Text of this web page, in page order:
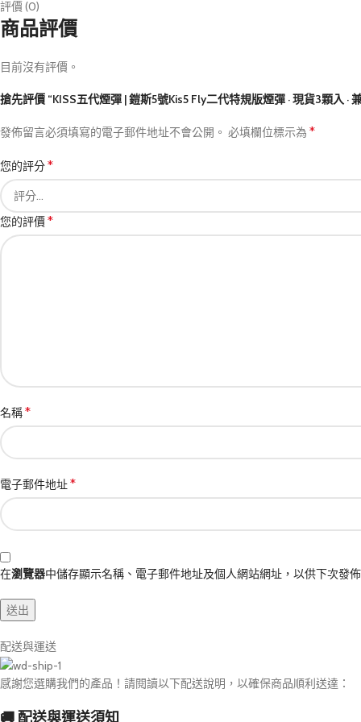
評價 (0)
商品評價
目前沒有評價。
搶先評價 “KISS五代煙彈 | 鎧斯5號Kis5 Fly二代特規版煙彈 · 現貨3顆入 ·
發佈留言必須填寫的電子郵件地址不會公開。 必填欄位標示為 *
您的評分*
您的評價*
名稱*
電子郵件地址*
在瀏覽器中儲存顯示名稱、電子郵件地址及個人網站網址，以供下次發
配送與運送
感謝您選購我們的產品！請閱讀以下配送說明，以確保商品順利送達：
🚚 配送與運送須知